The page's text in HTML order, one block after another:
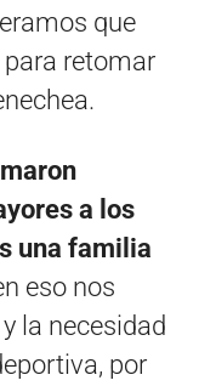
que
retomar
a los
una familia
eso nos
la necesidad
por